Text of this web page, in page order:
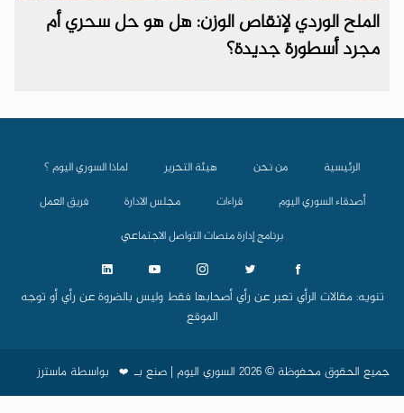
الملح الوردي لإنقاص الوزن: هل هو حل سحري أم
مجرد أسطورة جديدة؟
الرئيسية من نحن هيئة التحرير
لماذا السوري اليوم ؟
أصدقاء السوري اليوم
قراءات مجلس الادارة
فريق العمل
برنامج إدارة منصات التواصل الاجتماعي
تنويه: مقالات الرأي تعبر عن رأي أصحابها فقط وليس بالضروة عن رأي أو توجه
الموقع
جميع الحقوق محفوظة © 2026 السوري اليوم | صنع بـ ❤️ بواسطة ماسترز